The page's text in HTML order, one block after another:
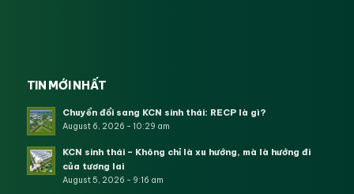
TIN MỚI NHẤT
Chuyển đổi sang KCN sinh thái: RECP là gì?
August 6, 2026 - 10:29 am
KCN sinh thái – Không chỉ là xu hướng, mà là hướng đi
của tương lai
August 5, 2026 - 9:16 am